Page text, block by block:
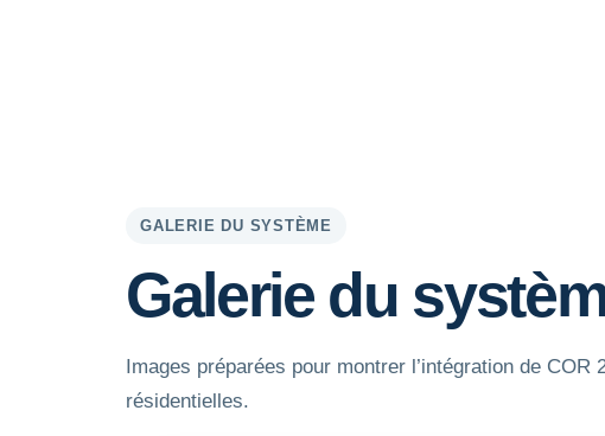
GALERIE DU SYSTÈME
Galerie du
Images préparées pour montrer l’intégration de
résidentielles.